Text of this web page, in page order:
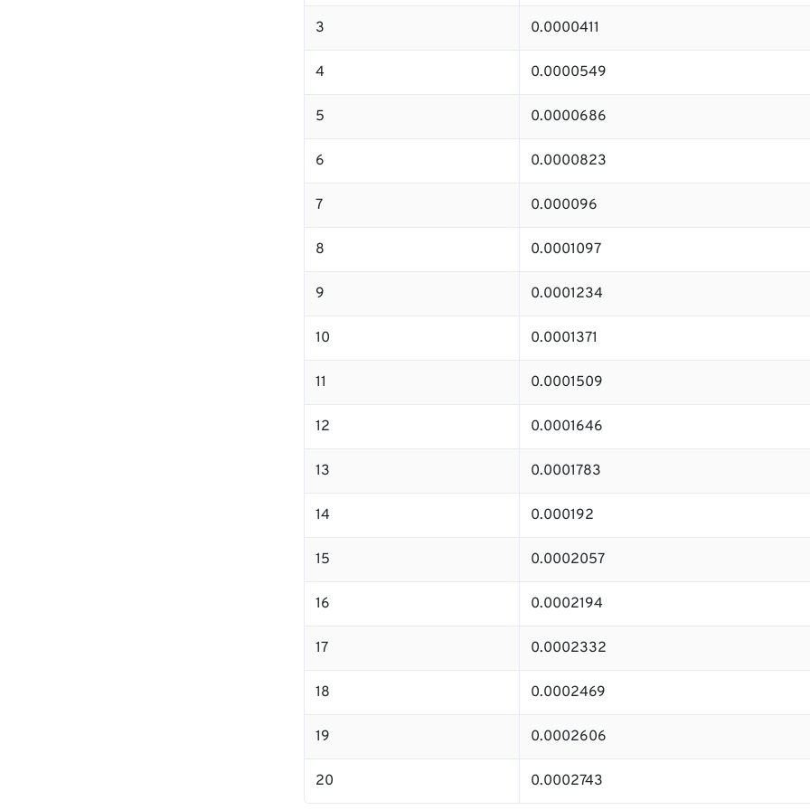
3 0.0000411
4 0.0000549
5 0.0000686
6 0.0000823
7 0.000096
8 0.0001097
9 0.0001234
10 0.0001371
11 0.0001509
12 0.0001646
13 0.0001783
14 0.000192
15 0.0002057
16 0.0002194
17 0.0002332
18 0.0002469
19 0.0002606
20 0.0002743